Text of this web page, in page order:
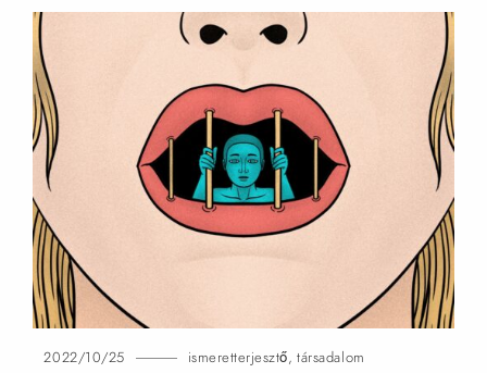
2022/10/25 ismeretterjesztő,társadalom